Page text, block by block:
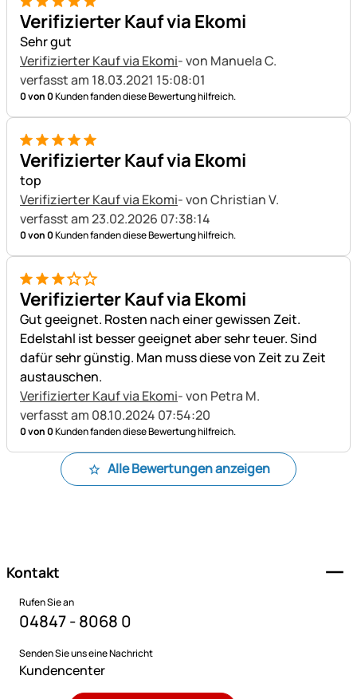
5 von 5
Verifizierter Kauf via Ekomi
Sehr gut
Verifizierter Kauf via Ekomi- von Manuela C.
verfasst am 18.03.2021 15:08:01
0 von 0Kunden fanden diese Bewertung hilfreich.
5 von 5
Verifizierter Kauf via Ekomi
top
Verifizierter Kauf via Ekomi- von Christian V.
verfasst am 23.02.2026 07:38:14
0 von 0Kunden fanden diese Bewertung hilfreich.
3 von 5
Verifizierter Kauf via Ekomi
Gut geeignet. Rosten nach einer gewissen Zeit.
Edelstahl ist besser geeignet aber sehr teuer. Sind
dafür sehr günstig. Man muss diese von Zeit zu Zeit
austauschen.
Verifizierter Kauf via Ekomi- von Petra M.
verfasst am 08.10.2024 07:54:20
0 von 0Kunden fanden diese Bewertung hilfreich.
Alle Bewertungen anzeigen
Kontakt
Rufen Sie an
04847 - 8068 0
Senden Sie uns eine Nachricht
Kundencenter